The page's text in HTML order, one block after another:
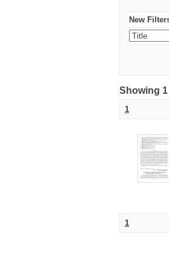
New
Showing
1
1